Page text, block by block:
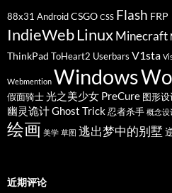
88x31 Android CSGO CSS Flash FRP
IndieWebLinuxMinecraft
ThinkPad ToHeart2 Userbars V1sta
Webmention Windows
假面骑士 光之美少女 PreCure 图形设
幽灵诡计 Ghost Trick 忍者杀手 概念设
绘画 美学 草图 逃出梦中的别墅
近期评论